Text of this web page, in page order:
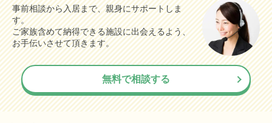
事前相談から入居まで、親身にサポートしま
す。
ご家族含めて納得できる施設に出会えるよう、
お手伝いさせて頂きます。
無料で相談する